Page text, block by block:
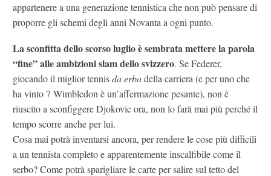
appartenere a una generazione tennistica che non può pensare di
proporre gli schemi degli anni Novanta a ogni punto.
La sconfitta dello scorso luglio è sembrata mettere la parola
“fine” alle ambizioni slam dello svizzero. Se Federer,
giocando il miglior tennisda erbadella carriera (e per uno che
ha vinto 7 Wimbledon è un’affermazione pesante), non è
riuscito a sconfiggere Djokovic ora, non lo farà mai più perché il
tempo scorre anche per lui.
Cosa mai potrà inventarsi ancora, per rendere le cose più difficili
a un tennista completo e apparentemente inscalfibile come il
serbo? Come potrà sparigliare le carte per salire sul tetto del